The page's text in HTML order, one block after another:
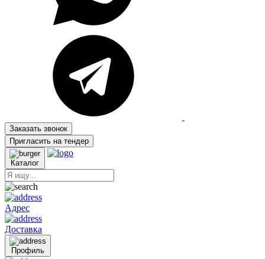
Заказать звонок
Пригласить на тендер
Каталог
Адрес
Доставка
Профиль